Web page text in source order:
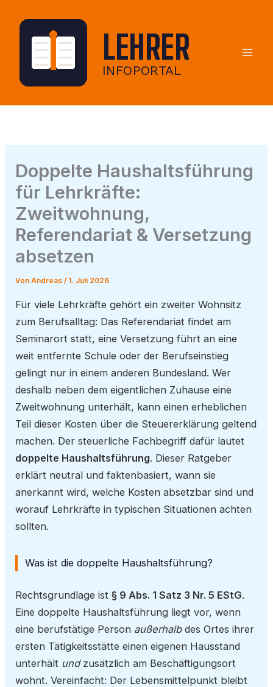
Inhalt
springen
Doppelte Haushaltsführung
für Lehrkräfte:
Zweitwohnung,
Referendariat & Versetzung
absetzen
VonAndreas/ 1. Juli 2026
Für viele Lehrkräfte gehört ein zweiter Wohnsitz
zum Berufsalltag: Das Referendariat findet am
Seminarort statt, eine Versetzung führt an eine
weit entfernte Schule oder der Berufseinstieg
gelingt nur in einem anderen Bundesland. Wer
deshalb neben dem eigentlichen Zuhause eine
Zweitwohnung unterhält, kann einen erheblichen
Teil dieser Kosten über die Steuererklärung geltend
machen. Der steuerliche Fachbegriff dafür lautet
doppelte Haushaltsführung. Dieser Ratgeber
erklärt neutral und faktenbasiert, wann sie
anerkannt wird, welche Kosten absetzbar sind und
worauf Lehrkräfte in typischen Situationen achten
sollten.
Was ist die doppelte Haushaltsführung?
Rechtsgrundlage ist§ 9 Abs. 1 Satz 3 Nr. 5 EStG.
Eine doppelte Haushaltsführung liegt vor, wenn
eine berufstätige Person außerhalbdes Ortes ihrer
ersten Tätigkeitsstätte einen eigenen Hausstand
unterhält undzusätzlich am Beschäftigungsort
wohnt. Vereinfacht: Der Lebensmittelpunkt bleibt